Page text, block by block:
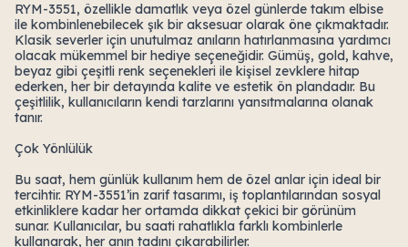
RYM-3551, özellikle damatlık veya özel günlerde takım elbise
ile kombinlenebilecek şık bir aksesuar olarak öne çıkmaktadır.
Klasik severler için unutulmaz anıların hatırlanmasına yardımcı
olacak mükemmel bir hediye seçeneğidir. Gümüş, gold, kahve,
beyaz gibi çeşitli renk seçenekleri ile kişisel zevklere hitap
ederken, her bir detayında kalite ve estetik ön plandadır. Bu
çeşitlilik, kullanıcıların kendi tarzlarını yansıtmalarına olanak
tanır.
Çok Yönlülük
Bu saat, hem günlük kullanım hem de özel anlar için ideal bir
tercihtir. RYM-3551’in zarif tasarımı, iş toplantılarından sosyal
etkinliklere kadar her ortamda dikkat çekici bir görünüm
sunar. Kullanıcılar, bu saati rahatlıkla farklı kombinlerle
kullanarak, her anın tadını çıkarabilirler.